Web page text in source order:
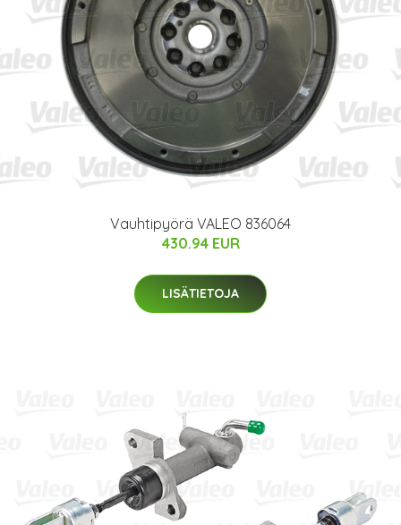
Vauhtipyörä VALEO 836064
430.94 EUR
LISÄTIETOJA